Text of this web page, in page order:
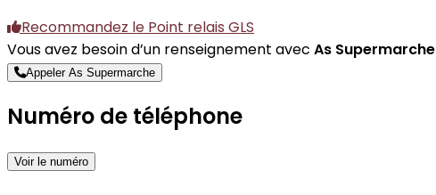
Recommandez le Point relais GLS
Vous avez besoin d’un renseignement avec As Supermarche
Appeler As Supermarche
Numéro de téléphone
Voir le numéro